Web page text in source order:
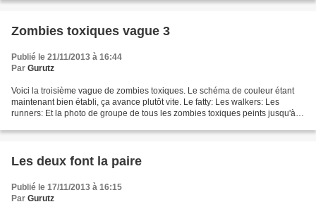
Zombies toxiques vague 3
Publié le 21/11/2013 à 16:44
Par Gurutz
Voici la troisième vague de zombies toxiques. Le schéma de couleur étant
maintenant bien établi, ça avance plutôt vite. Le fatty: Les walkers: Les
runners: Et la photo de groupe de tous les zombies toxiques peints jusqu'à
Les deux font la paire
Publié le 17/11/2013 à 16:15
Par Gurutz